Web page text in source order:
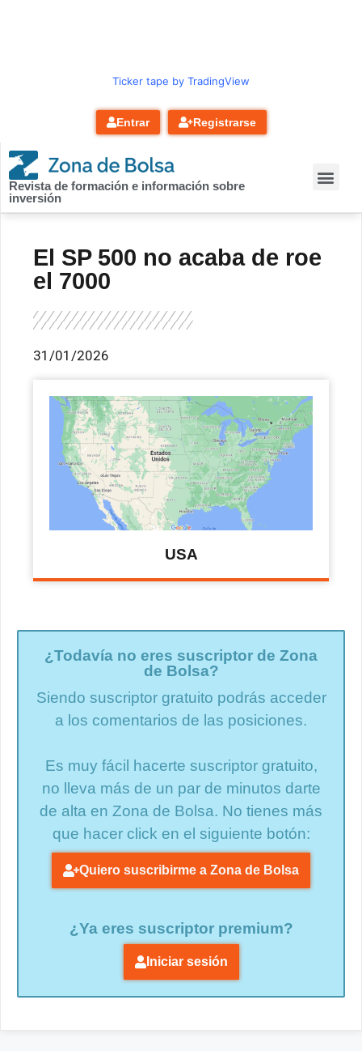
Ticker tape by TradingView
Entrar Registrarse
Revista de formación e información sobre
inversión
El SP 500 no acaba de roe
el 7000
31/01/2026
USA
¿Todavía no eres suscriptor de Zona
de Bolsa?
Siendo suscriptor gratuito podrás acceder
a los comentarios de las posiciones.
Es muy fácil hacerte suscriptor gratuito,
no lleva más de un par de minutos darte
de alta en Zona de Bolsa. No tienes más
que hacer click en el siguiente botón:
Quiero suscribirme a Zona de Bolsa
¿Ya eres suscriptor premium?
Iniciar sesión